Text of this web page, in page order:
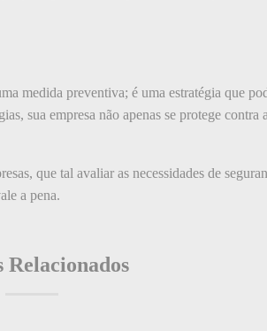
medida preventiva; é uma estratégia que
sua empresa não apenas se protege contra
que tal avaliar as necessidades de
a pena.
Relacionados